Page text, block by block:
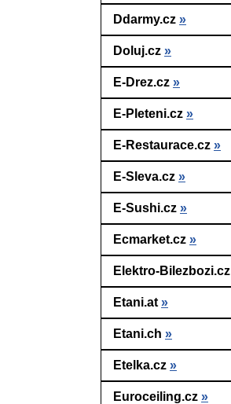
Ddarmy.cz »
Doluj.cz »
E-Drez.cz »
E-Pleteni.cz »
E-Restaurace.cz »
E-Sleva.cz »
E-Sushi.cz »
Ecmarket.cz »
Elektro-Bilezbozi.cz
Etani.at »
Etani.ch »
Etelka.cz »
Euroceiling.cz »